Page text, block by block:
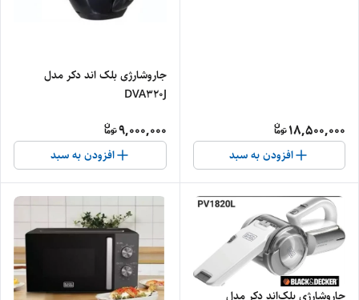
18,500,000
افزودن به سبد
جاروشارژی بلک اند دکر مدل
DVA320J
9,000,000
افزودن به سبد
جاروشارژی بلک‌اند‌‌ دکر مدل